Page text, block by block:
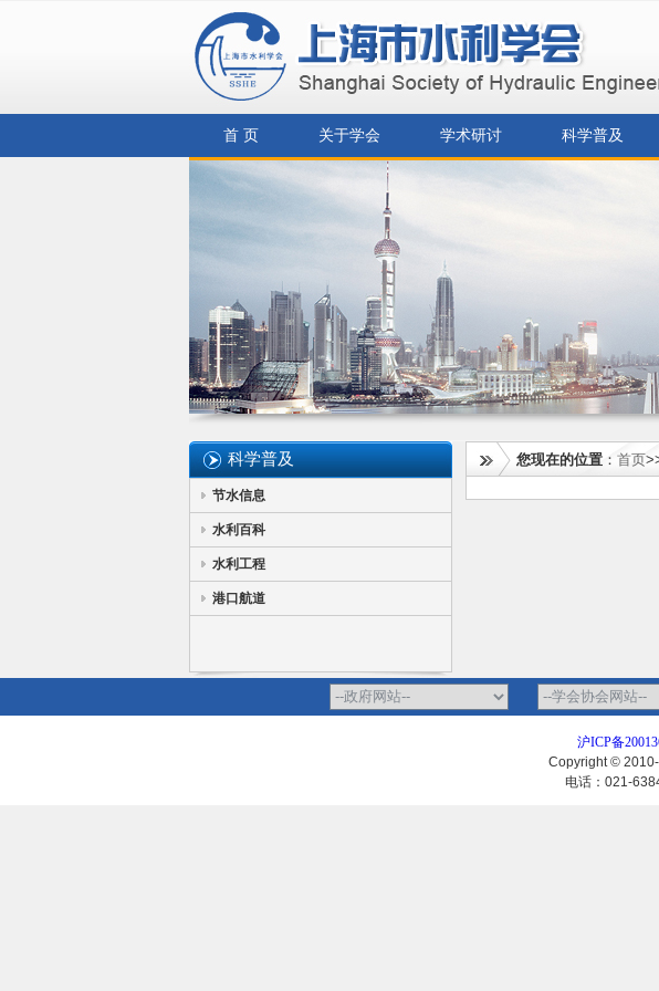
首 页 关于学会 学术研讨 科学普及
科学普及
节水信息
水利百科
水利工程
港口航道
您现在的位置 ： 首页
沪ICP备
Copyright ©
电话：021-